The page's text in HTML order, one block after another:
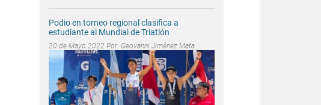
Podio en torneo regional clasifica a
estudiante al Mundial de Triatlón
20 de Mayo 2022 Por: Geovanni Jiménez Mata